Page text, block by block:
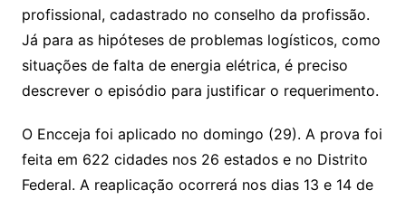
profissional, cadastrado no conselho da profissão.
Já para as hipóteses de problemas logísticos, como
situações de falta de energia elétrica, é preciso
descrever o episódio para justificar o requerimento.
O Encceja foi aplicado no domingo (29). A prova foi
feita em 622 cidades nos 26 estados e no Distrito
Federal. A reaplicação ocorrerá nos dias 13 e 14 de